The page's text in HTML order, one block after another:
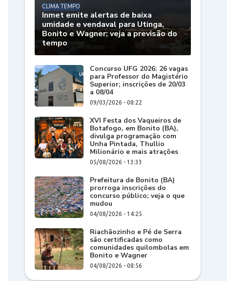
CLIMA TEMPO
Inmet emite alertas de baixa
umidade e vendaval para Utinga,
Bonito e Wagner; veja a previsão do
tempo
Concurso UFG 2026: 26 vagas
para Professor do Magistério
Superior; inscrições de 20/03
a 08/04
09/03/2026 - 08:22
XVI Festa dos Vaqueiros de
Botafogo, em Bonito (BA),
divulga programação com
Unha Pintada, Thullio
Milionário e mais atrações
05/08/2026 - 13:33
Prefeitura de Bonito (BA)
prorroga inscrições do
concurso público; veja o que
mudou
04/08/2026 - 14:25
Riachãozinho e Pé de Serra
são certificadas como
comunidades quilombolas em
Bonito e Wagner
04/08/2026 - 08:56